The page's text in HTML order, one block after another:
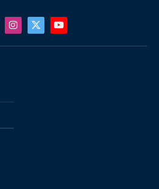
Instagram
X
YouTube